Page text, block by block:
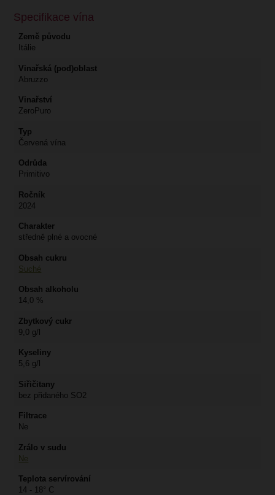
Specifikace vína
Země původu
Itálie
Vinařská (pod)oblast
Abruzzo
Vinařství
ZeroPuro
Typ
Červená vína
Odrůda
Primitivo
Ročník
2024
Charakter
středně plné a ovocné
Obsah cukru
Suché
Obsah alkoholu
14,0 %
Zbytkový cukr
9,0 g/l
Kyseliny
5,6 g/l
Siřičitany
bez přidaného SO2
Filtrace
Ne
Zrálo v sudu
Ne
Teplota servírování
14 - 18° C